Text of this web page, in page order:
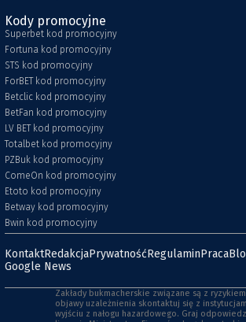
Kody promocyjne
Superbet kod promocyjny
Fortuna kod promocyjny
STS kod promocyjny
ForBET kod promocyjny
Betclic kod promocyjny
BetFan kod promocyjny
LV BET kod promocyjny
Totalbet kod promocyjny
PZBuk kod promocyjny
ComeOn kod promocyjny
Etoto kod promocyjny
Betway kod promocyjny
Bwin kod promocyjny
KontaktRedakcjaPrywatnośćRegulaminPraca
Google News
Zakłady bukmacherskie związane są z
objawy uzależnienia skontaktuj się z
wyjściu z nałogu hazardowego. Graj